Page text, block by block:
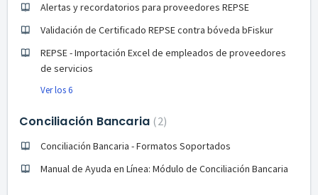
Alertas y recordatorios para proveedores REPSE
Validación de Certificado REPSE contra bóveda bFiskur
REPSE - Importación Excel de empleados de proveedores
de servicios
Ver los 6
Conciliación Bancaria 2
Conciliación Bancaria - Formatos Soportados
Manual de Ayuda en Línea: Módulo de Conciliación Bancaria